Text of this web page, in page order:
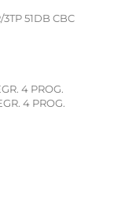
51DB CBC
4 PROG.
4 PROG.